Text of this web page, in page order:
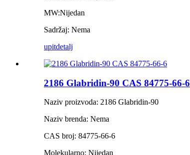
MW:Nijedan
Sadržaj: Nema
upitdetalj
2186 Glabridin-90 CAS 84775-66-6
Naziv proizvoda: 2186 Glabridin-90
Naziv brenda: Nema
CAS broj: 84775-66-6
Molekularno: Nijedan